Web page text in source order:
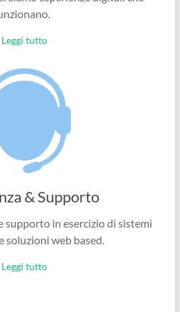
Leggi tutto
& Supporto
supporto in esercizio di sistemi
soluzioni web based.
Leggi tutto